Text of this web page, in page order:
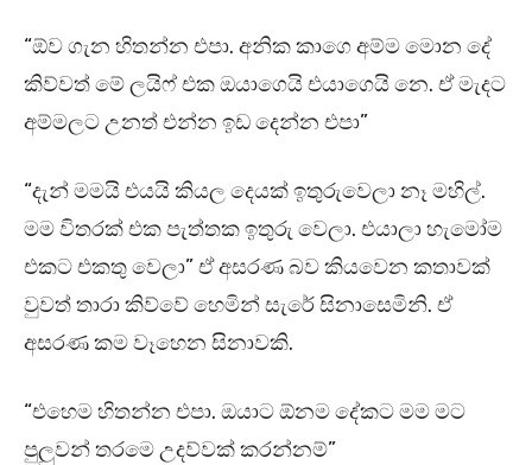
“ඕව ගැන හිතන්න එපා. අනික කාගෙ අම්ම මොන දේ
කිව්වත් මේ ලයිෆ් එක ඔයාගෙයි එයාගෙයි නෙ. ඒ මැදට
අම්මලට උනත් එන්න ඉඩ දෙන්න එපා”
“දැන් මමයි එයයි කියල දෙයක් ඉතුරුවෙලා නෑ මහිල්.
මම විතරක් එක පැත්තක ඉතුරු වෙලා. එයාලා හැමෝම
එකට එකතු වෙලා” ඒ අසරණ බව කියවෙන කතාවක්
වුවත් තාරා කිව්වේ හෙමින් සැරේ සිනාසෙමිනි. ඒ
අසරණ කම වෑහෙන සිනාවකි.
“එහෙම හිතන්න එපා. ඔයාට ඕනම දේකට මම මට
පුලුවන් තරමෙ උදව්වක් කරන්නම්”